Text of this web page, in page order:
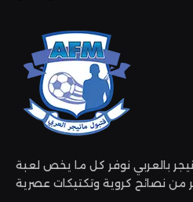
بالعربي نوفر كل ما يخص لعبة